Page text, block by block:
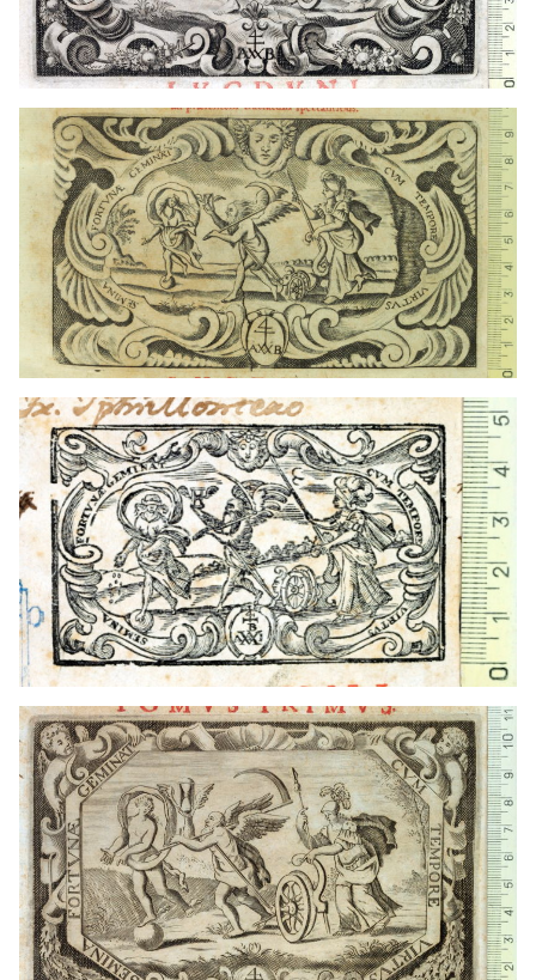
Francia
1669 - 1675
Lyon (Francia)
Francia
1669 - 1675
Lyon (Francia)
Francia
1669 - 1675
Lyon (Francia)
Francia